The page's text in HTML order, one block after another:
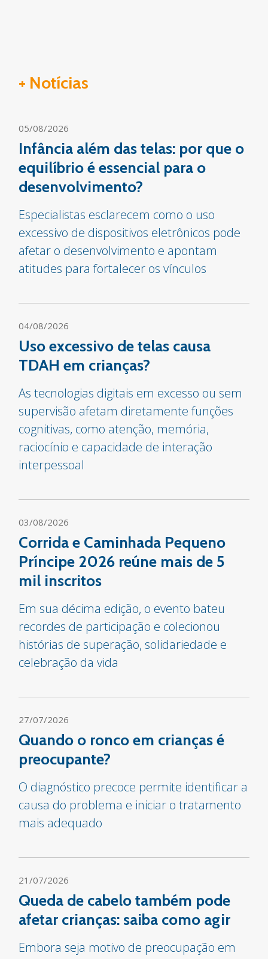
+ Notícias
05/08/2026
Infância além das telas: por que o
equilíbrio é essencial para o
desenvolvimento?
Especialistas esclarecem como o uso
excessivo de dispositivos eletrônicos pode
afetar o desenvolvimento e apontam
atitudes para fortalecer os vínculos
04/08/2026
Uso excessivo de telas causa
TDAH em crianças?
As tecnologias digitais em excesso ou sem
supervisão afetam diretamente funções
cognitivas, como atenção, memória,
raciocínio e capacidade de interação
interpessoal
03/08/2026
Corrida e Caminhada Pequeno
Príncipe 2026 reúne mais de 5
mil inscritos
Em sua décima edição, o evento bateu
recordes de participação e colecionou
histórias de superação, solidariedade e
celebração da vida
27/07/2026
Quando o ronco em crianças é
preocupante?
O diagnóstico precoce permite identificar a
causa do problema e iniciar o tratamento
mais adequado
21/07/2026
Queda de cabelo também pode
afetar crianças: saiba como agir
Embora seja motivo de preocupação em